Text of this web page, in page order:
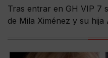
Tras entrar en GH VIP 7
de Mila Ximénez y su hija